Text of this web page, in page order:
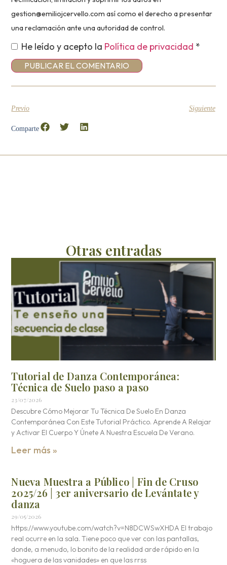
gestion@emiliojcervello.com así como el derecho a presentar
una reclamación ante una autoridad de control.
He leído y acepto la Política de privacidad *
Previo Siguiente
Comparte
Otras entradas
Tutorial de Danza Contemporánea:
Técnica de Suelo paso a paso
23/07/2026
Descubre Cómo Mejorar Tu Técnica De Suelo En Danza
Contemporánea Con Este Tutorial Práctico. Aprende A Relajar
y Activar El Cuerpo Y Únete A Nuestra Escuela De Verano.
Leer más »
Nueva Muestra a Público | Fin de Cruso
2025/26 | 3er aniversario de Levántate y
danza
29/05/2026
https://www.youtube.com/watch?v=N8DCWSwXHDA El trabajo
real ocurre en la sala. Tiene poco que ver con las pantallas,
donde, a menudo, lo bonito de la realidad arde rápido en la
«hoguera de las vanidades» en que las rrss